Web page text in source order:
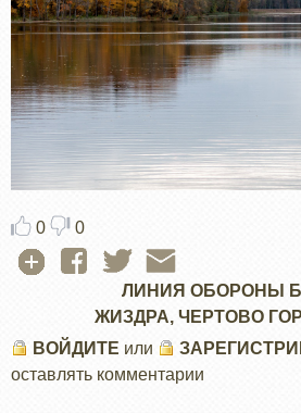
0 0
ЛИНИЯ ОБОРОНЫ
ЖИЗДРА, ЧЕРТОВО
ВОЙДИТЕ или
оставлять комментарии